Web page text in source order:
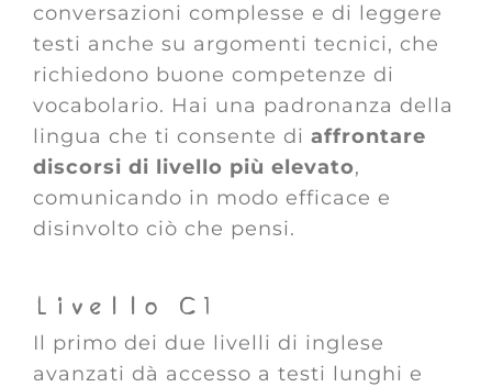
conversazioni complesse e di leggere
testi anche su argomenti tecnici, che
richiedono buone competenze di
vocabolario. Hai una padronanza della
lingua che ti consente di affrontare
discorsi di livello più elevato,
comunicando in modo efficace e
disinvolto ciò che pensi.
Livello C1
Il primo dei due livelli di inglese
avanzati dà accesso a testi lunghi e